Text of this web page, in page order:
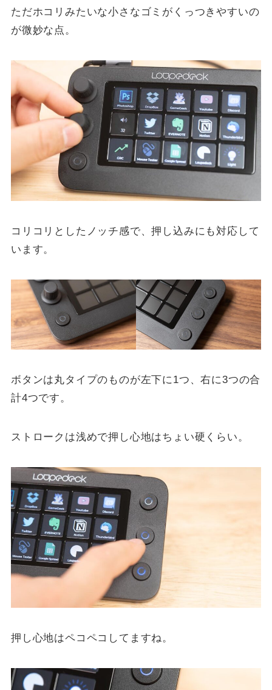
ただホコリみたいな小さなゴミがくっつきやすいの
が微妙な点。
コリコリとしたノッチ感で、押し込みにも対応して
います。
ボタンは丸タイプのものが左下に1つ、右に3つの合
計4つです。
ストロークは浅めで押し心地はちょい硬くらい。
押し心地はペコペコしてますね。